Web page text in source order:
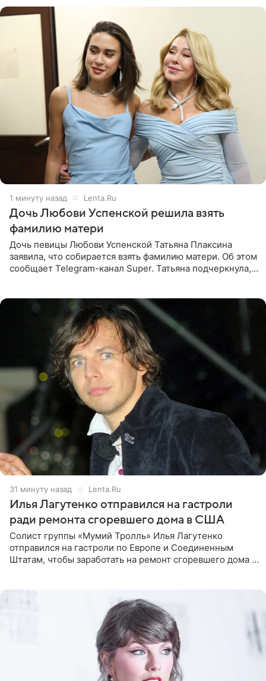
2 минуты назад Lenta.Ru
Дочь Любови Успенской решила взять
фамилию матери
Дочь певицы Любови Успенской Татьяна Плаксина
заявила, что собирается взять фамилию матери. Об этом
сообщает Telegram-канал Super. Татьяна подчеркнула,
32 минуты назад Lenta.Ru
Илья Лагутенко отправился на гастроли
ради ремонта сгоревшего дома в США
Солист группы «Мумий Тролль» Илья Лагутенко
отправился на гастроли по Европе и Соединенным
Штатам, чтобы заработать на ремонт сгоревшего дома в